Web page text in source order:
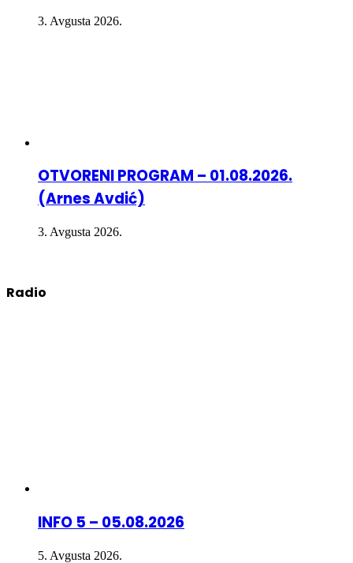
3. Avgusta 2026.
OTVORENI PROGRAM – 01.08.2026.
(Arnes Avdić)
3. Avgusta 2026.
Radio
INFO 5 – 05.08.2026
5. Avgusta 2026.